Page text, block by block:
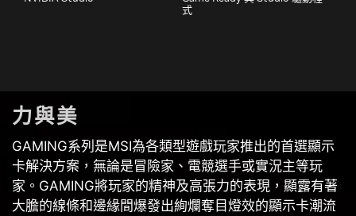
式
力與美
GAMING系列是MSI為各類型遊戲玩家推出的首選顯示
卡解決方案，無論是冒險家、電競選手或實況主等玩
家。GAMING將玩家的精神及高張力的表現，顯露有著
大膽的線條和邊緣間爆發出絢爛奪目燈效的顯示卡潮流